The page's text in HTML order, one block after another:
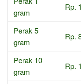
gram
Rp.
Perak 5
gram
Rp.
Perak 10
gram
Rp.